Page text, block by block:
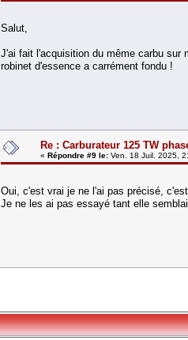
Salut,
J'ai fait l'acquisition du même carbu sur
robinet d'essence a carrément fondu !
Re : Carburateur 125 TW
« Répondre #9 le: Ven. 18 Juil. 2025,
Oui, c'est vrai je ne l'ai pas précisé,
Je ne les ai pas essayé tant elle